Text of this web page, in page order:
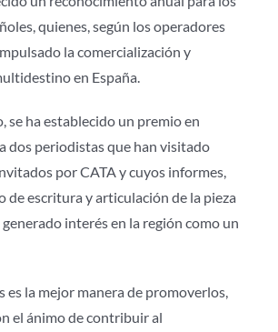
quienes, según los operadores
la comercialización y
en España.
se ha establecido un premio en
dos periodistas que han visitado
por CATA y cuyos informes,
de escritura y articulación de la pieza
interés en la región como un
es la mejor manera de promoverlos,
el ánimo de contribuir al